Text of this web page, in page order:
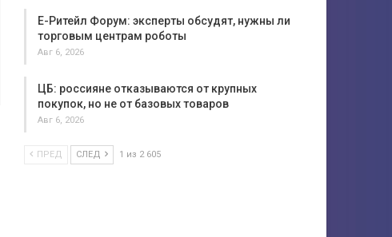
Е-Ритейл Форум: эксперты обсудят, нужны ли
торговым центрам роботы
Авг 6, 2026
ЦБ: россияне отказываются от крупных
покупок, но не от базовых товаров
Авг 6, 2026
ПРЕД СЛЕД 1 из 2 605